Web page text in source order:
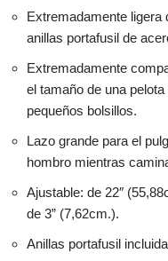
Extremadamente ligera
anillas portafusil de
Extremadamente
el tamaño de una
pequeños bolsillos.
Lazo grande para el
hombro mientras
Ajustable: de 22″
de 3” (7,62cm.).
Anillas portafusil